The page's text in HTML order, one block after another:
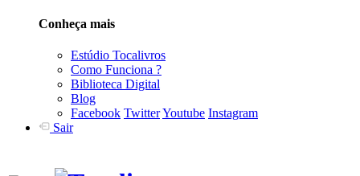
Conheça mais
Estúdio Tocalivros
Como Funciona ?
Biblioteca Digital
Blog
Facebook TwitterYoutube Instagram
Sair